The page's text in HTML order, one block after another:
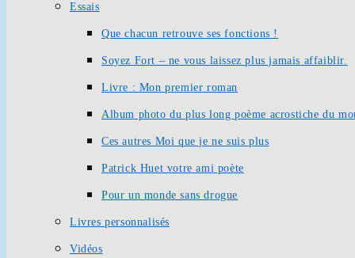
Essais
Que chacun retrouve ses fonctions !
Soyez Fort – ne vous laissez plus jamais affaiblir.
Livre : Mon premier roman
Album photo du plus long poème acrostiche du
Ces autres Moi que je ne suis plus
Patrick Huet votre ami poète
Pour un monde sans drogue
Livres personnalisés
Vidéos